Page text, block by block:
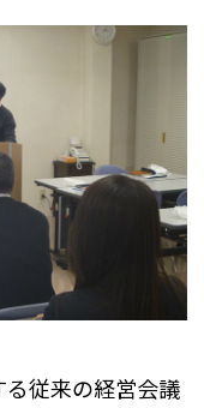
従来の経営会議